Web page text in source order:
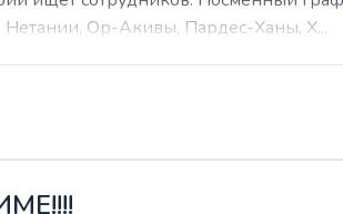
Ор-Акивы, Пардес-Ханы, Х...